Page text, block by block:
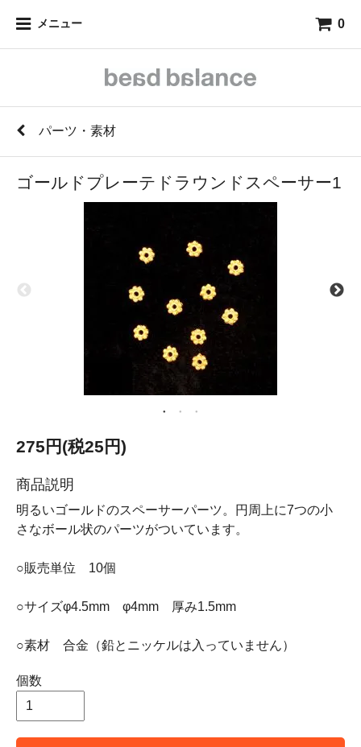
メニュー 0
パーツ・素材
ゴールドプレーテドラウンドスペーサー1
275円(税25円)
商品説明
明るいゴールドのスペーサーパーツ。円周上に7つの小
さなボール状のパーツがついています。
○販売単位 10個
○サイズφ4.5mm φ4mm 厚み1.5mm
○素材 合金（鉛とニッケルは入っていません）
個数